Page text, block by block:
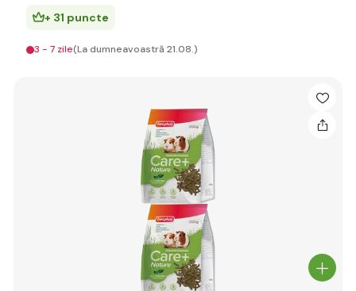
+ 31 puncte
3 - 7 zile(La dumneavoastră 21.08.)